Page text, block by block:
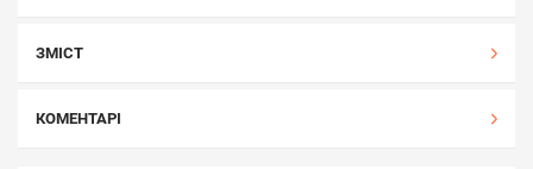
ЗМІСТ
КОМЕНТАРІ